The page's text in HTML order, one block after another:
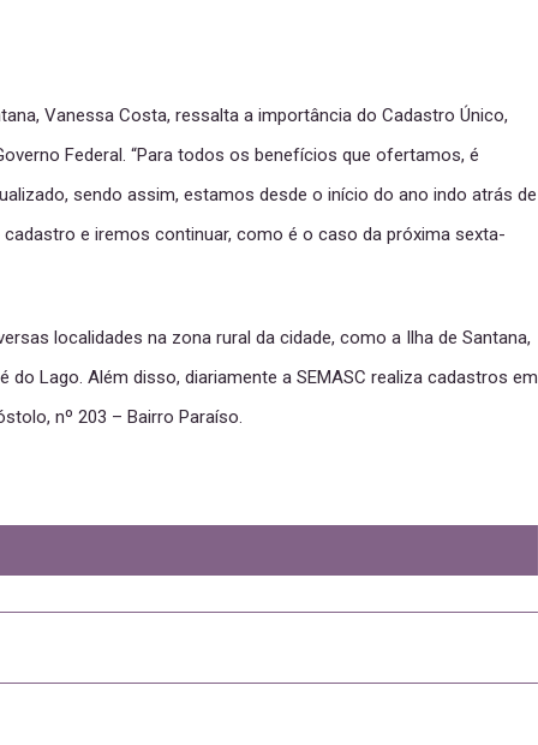
Vanessa Costa, ressalta a importância do Cadastro Único,
Federal. “Para todos os benefícios que ofertamos, é
sendo assim, estamos desde o início do ano indo atrás de
e iremos continuar, como é o caso da próxima sexta-
localidades na zona rural da cidade, como a Ilha de Santana,
do Lago. Além disso, diariamente a SEMASC realiza cadastros em
nº 203 – Bairro Paraíso.